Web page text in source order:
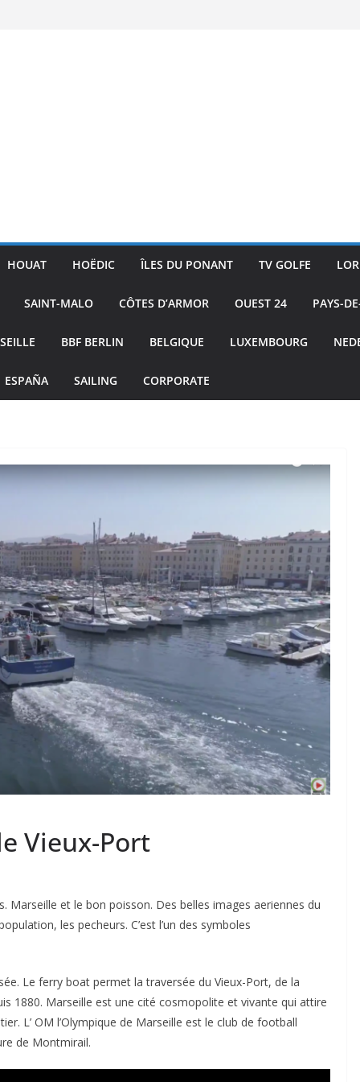
HOUAT HOËDIC ÎLES DU PONANT TV GOLFE
SAINT-MALO CÔTES D’ARMOR OUEST 24 PAYS-
BBF BERLIN BELGIQUE LUXEMBOURG
ESPAÑA SAILING CORPORATE
Vieux-Port
Marseille et le bon poisson. Des belles images aeriennes du
les pecheurs. C’est l’un des symboles
Le ferry boat permet la traversée du Vieux-Port, de la
1880. Marseille est une cité cosmopolite et vivante qui attire
L’ OM l’Olympique de Marseille est le club de football
de Montmirail.
Île de Hoëdic | Le
Voiture
6 août 2026 Bretagne Télé